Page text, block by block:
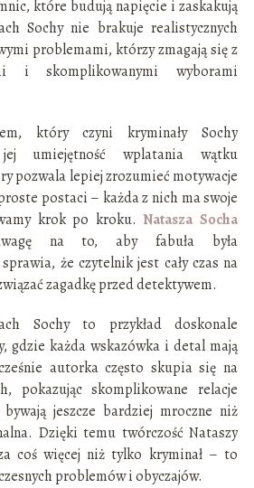
które budują napięcie i zaskakują
Sochy nie brakuje realistycznych
problemami, którzy zmagają się z
i skomplikowanymi wyborami
który czyni kryminały Sochy
umiejętność wplatania wątku
pozwala lepiej zrozumieć motywacje
postaci – każda z nich ma swoje
krok po kroku.Natasza Socha
na to, aby fabuła była
że czytelnik jest cały czas na
zagadkę przed detektywem.
Sochy to przykład doskonale
gdzie każda wskazówka i detal mają
autorka często skupia się na
pokazując skomplikowane relacje
jeszcze bardziej mroczne niż
Dzięki temu twórczość Nataszy
coś więcej niż tylko kryminał – to
problemów i obyczajów.